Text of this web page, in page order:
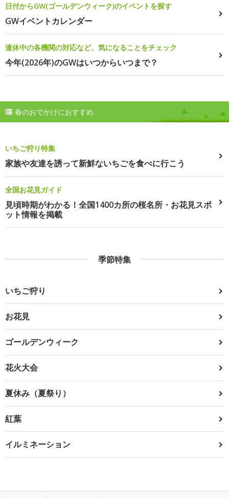
日付からGW(ゴールデンウィーク)のイベントを探す
GWイベントカレンダー
連休中の各機関の対応など、気になることをチェック
今年(2026年)のGWはいつからいつまで？
春のおでかけにおすすめ
いちご狩り特集
家族や友達を誘って新鮮ないちごを食べに行こう
全国お花見ガイド
見頃時期がわかる！全国1400カ所の桜名所・お花見スポ
ット情報を掲載
季節特集
いちご狩り
お花見
ゴールデンウィーク
花火大会
夏休み（夏祭り）
紅葉
イルミネーション